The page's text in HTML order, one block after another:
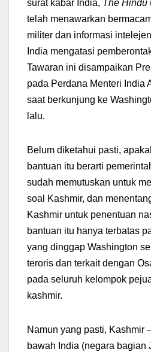
surat kabar India, The Hindu
telah menawarkan
militer dan informasi
India mengatasi
Tawaran ini disampaikan
pada Perdana Menteri India
saat berkunjung ke
lalu.
Belum diketahui pasti,
bantuan itu berarti
sudah memutuskan untuk
soal Kashmir, dan
Kashmir untuk penentuan
bantuan itu hanya terbatas
yang dinggap Washington
teroris dan terkait dengan
pada seluruh kelompok
kashmir.
Namun yang pasti, Kashmir
bawah India (negara bagian